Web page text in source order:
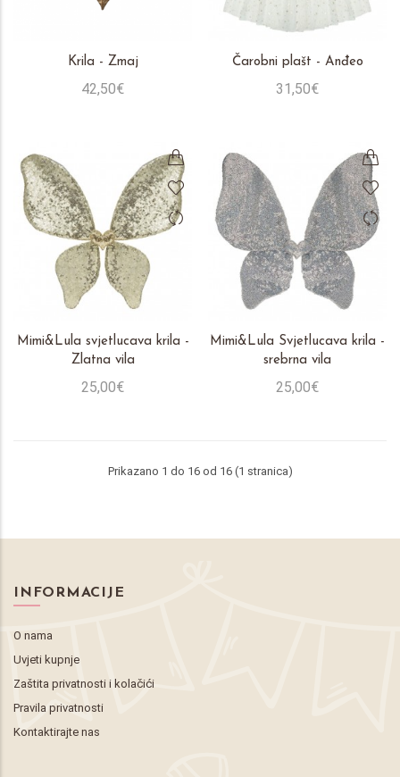
Krila - Zmaj
42,50€
Čarobni plašt - Anđeo
31,50€
Mimi&Lula svjetlucava krila -
Zlatna vila
25,00€
Mimi&Lula Svjetlucava krila -
srebrna vila
25,00€
Prikazano 1 do 16 od 16 (1 stranica)
INFORMACIJE
O nama
Uvjeti kupnje
Zaštita privatnosti i kolačići
Pravila privatnosti
Kontaktirajte nas